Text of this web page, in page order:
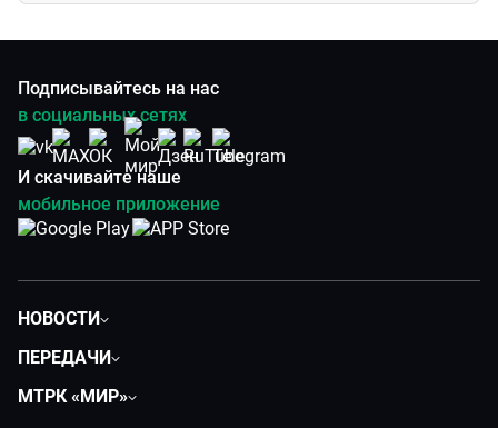
Подписывайтесь на нас
в социальных сетях
И скачивайте наше
мобильное приложение
НОВОСТИ
Экономика
ПЕРЕДАЧИ
МТРК «МИР»